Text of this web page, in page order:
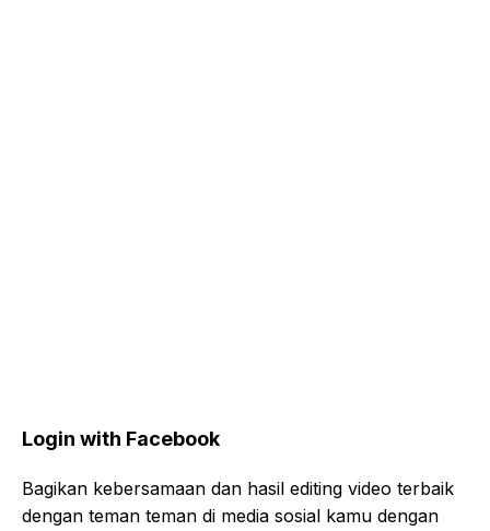
Login with Facebook
Bagikan kebersamaan dan hasil editing video terbaik
dengan teman teman di media sosial kamu dengan